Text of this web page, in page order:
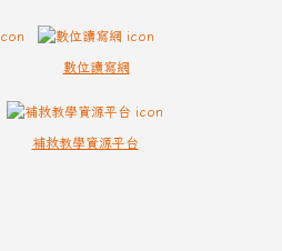
數位讀寫網
補救教學資源平台